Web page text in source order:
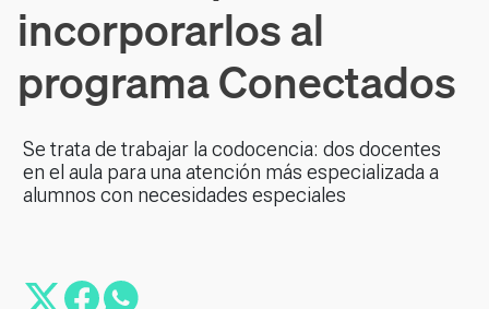
incorporarlos al
programa Conectados
Se trata de trabajar la codocencia: dos docentes
en el aula para una atención más especializada a
alumnos con necesidades especiales